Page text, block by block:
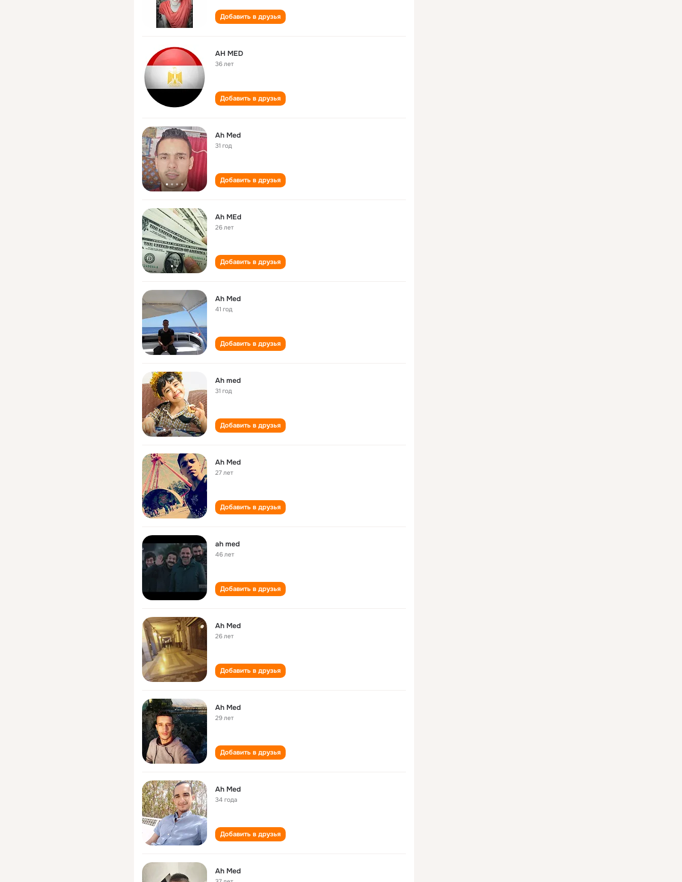
Добавить в друзья
AH MED
36 лет
Добавить в друзья
Ah Med
31 год
Добавить в друзья
Ah MEd
26 лет
Добавить в друзья
Ah Med
41 год
Добавить в друзья
Ah med
31 год
Добавить в друзья
Ah Med
27 лет
Добавить в друзья
ah med
46 лет
Добавить в друзья
Ah Med
26 лет
Добавить в друзья
Ah Med
29 лет
Добавить в друзья
Ah Med
34 года
Добавить в друзья
Ah Med